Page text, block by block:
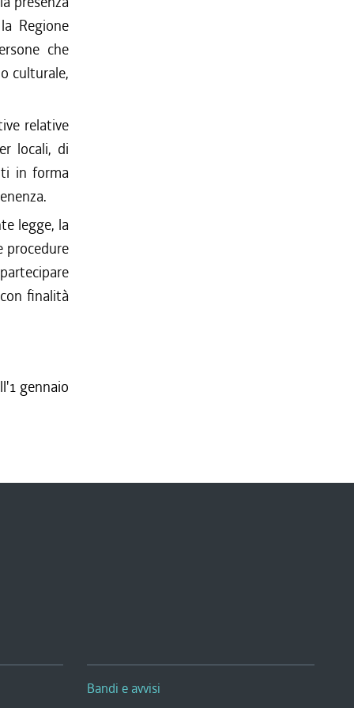
Regione
che
culturale,
relative
locali, di
in forma
legge, la
procedure
finalità
gennaio
Bandi e avvisi